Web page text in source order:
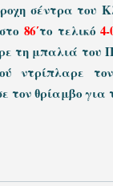
σέντρα του
86΄το τελικό4-
τη μπαλιά του
ντρίπλαρε
τον θρίαμβο για